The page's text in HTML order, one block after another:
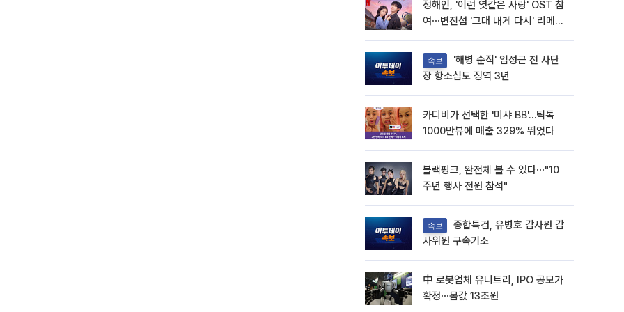
정해인, '이런 엿같은 사랑' OST 참
여⋯변진섭 '그대 내게 다시' 리메이
속보
장 항소심도 징역 3년
카디비가 선택한 '미샤 BB'…틱톡
1000만뷰에 매출 329% 뛰었다
블랙핑크, 완전체 볼 수 있다⋯"10
주년 행사 전원 참석"
속보
사위원 구속기소
中 로봇업체 유니트리, IPO 공모가
확정⋯몸값 13조원